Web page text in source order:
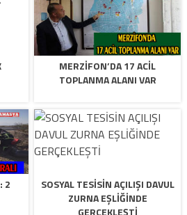
MERZİFON’DA 17 ACİL
TOPLANMA ALANI VAR
2
SOSYAL TESİSİN AÇILIŞI DAVUL
ZURNA EŞLİĞİNDE
GERÇEKLEŞTİ